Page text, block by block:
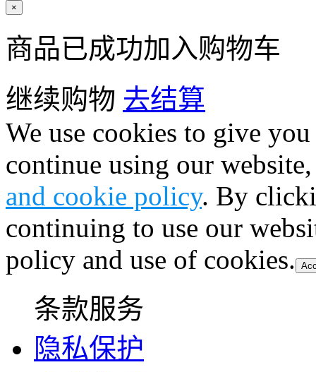
×
商品已成功加入购物车
继续购物 去结算
We use cookies to give
continue using our
and cookie policy. By
continuing to use our
policy and use of cookies.
条款服务
隐私保护